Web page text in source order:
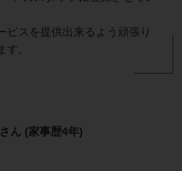
ビスを提供出来るよう頑張り
。
ん (家事歴4年)